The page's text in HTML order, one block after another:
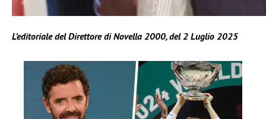
L’editoriale del Direttore di Novella 2000, del 2 Luglio 2025